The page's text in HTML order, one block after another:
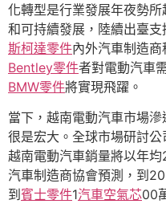
化轉型是行業發展年夜勢
和可持續發展，陸續出臺
斯柯達零件內外汽車制造
Bentley零件者對電動汽車
BMW零件將實現飛躍。
當下，越南電動汽車市場
很是宏大。全球市場研討
越南電動汽車銷量將以年均
汽車制造商協會預測，到
到 賓士零件1汽車空氣芯00